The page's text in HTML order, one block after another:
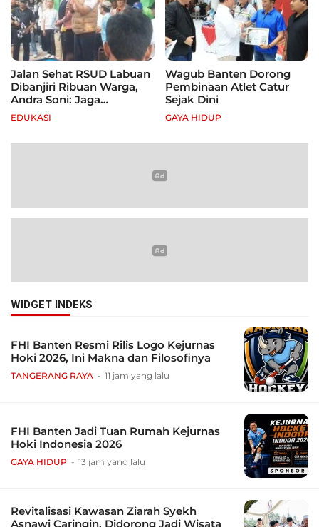
Jalan Sehat RSUD Labuan
Dibanjiri Ribuan Warga,
Andra Soni: Jaga
Kebugaran dan Hidup
EDUKASI
Wagub Banten Dorong
Pembinaan Atlet Catur
Sejak Dini
GAYA HIDUP
WIDGET INDEKS
FHI Banten Resmi Rilis Logo Kejurnas
Hoki 2026, Ini Makna dan Filosofinya
TANGERANG RAYA 11 jam yang lalu
FHI Banten Jadi Tuan Rumah Kejurnas
Hoki Indonesia 2026
GAYA HIDUP 13 jam yang lalu
Revitalisasi Kawasan Ziarah Syekh
Asnawi Caringin, Didorong Jadi Wisata